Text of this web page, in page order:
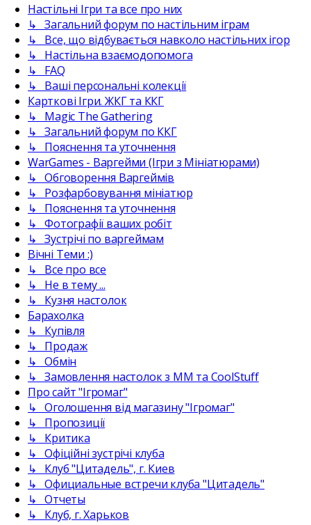
Настільні Ігри та все про них
↳ Загальний форум по настільним іграм
↳ Все, що відбувається навколо настільних ігор
↳ Настільна взаємодопомога
↳ FAQ
↳ Ваші персональні колекції
Карткові Ігри. ЖКГ та ККГ
↳ Magic The Gathering
↳ Загальний форум по ККГ
↳ Пояснення та уточнення
WarGames - Варгейми (Ігри з Мініатюрами)
↳ Обговорення Варгеймів
↳ Розфарбовування мініатюр
↳ Пояснення та уточнення
↳ Фотографії ваших робіт
↳ Зустрічі по варгеймам
Вічні Теми :)
↳ Все про все
↳ Не в тему ...
↳ Кузня настолок
Барахолка
↳ Купівля
↳ Продаж
↳ Обмін
↳ Замовлення настолок з ММ та CoolStuff
Про сайт "Ігромаг"
↳ Оголошення від магазину "Ігромаг"
↳ Пропозиції
↳ Критика
↳ Офіційні зустрічі клуба
↳ Клуб "Цитадель", г. Киев
↳ Официальные встречи клуба "Цитадель"
↳ Отчеты
↳ Клуб, г. Харьков